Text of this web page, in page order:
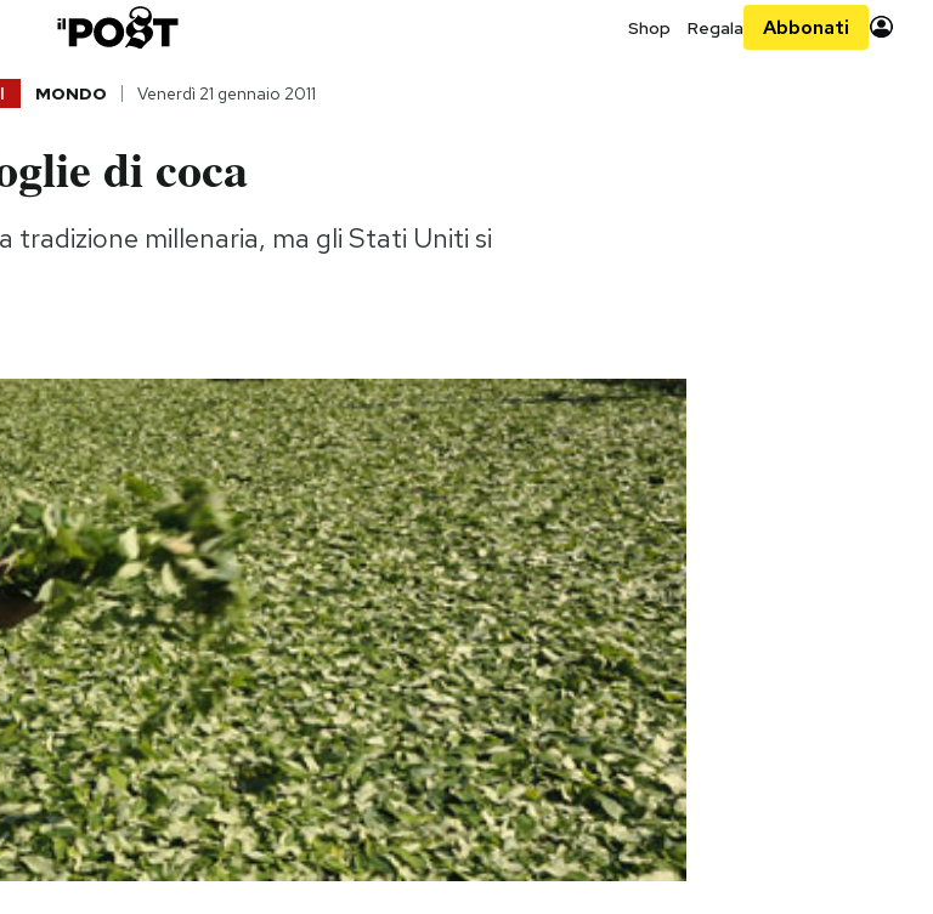
Shop Regala Abbonati
MONDO Venerdì 21 gennaio 2011
di coca
tradizione millenaria, ma gli Stati Uniti si